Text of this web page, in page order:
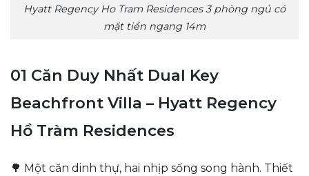
Hyatt Regency Ho Tram Residences 3 phòng ngủ có
mặt tiền ngang 14m
01 Căn Duy Nhất Dual Key
Beachfront Villa – Hyatt Regency
Hồ Tràm Residences
🌳 Một căn dinh thự, hai nhịp sống song hành. Thiết